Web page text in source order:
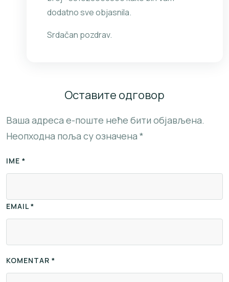
dodatno sve objasnila.
Srdačan pozdrav.
Оставите одговор
Ваша адреса е-поште неће бити објављена.
Неопходна поља су означена *
KOMENTAR *
IME *
EMAIL *